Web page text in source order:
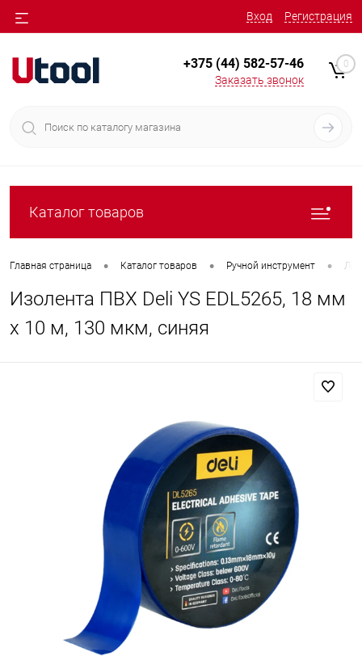
Вход Регистрация
+375 (44) 582-57-46
Заказать звонок
0
Каталог товаров
Главная страница • Каталог товаров • Ручной инструмент •
Изолента ПВХ Deli YS EDL5265, 18 мм
x 10 м, 130 мкм, синяя